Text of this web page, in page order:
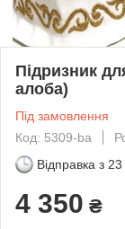
Підризник
алоба)
Під замовлення
Код: 5309-ba
Відправка з
4 350 ₴